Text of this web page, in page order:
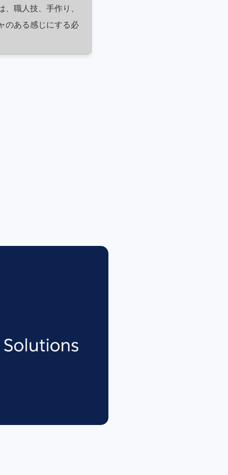
職人技、手作り、
のある感じにする必